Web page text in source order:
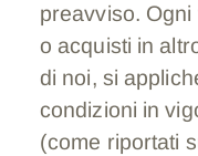
preavviso.
o acquisti in
di noi, si
condizioni in
(come riportati